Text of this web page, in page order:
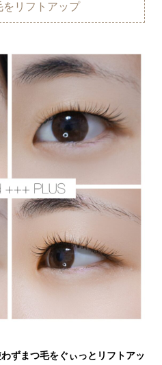
をリフトアップ
ずまつ毛をぐぃっとリフトアッ